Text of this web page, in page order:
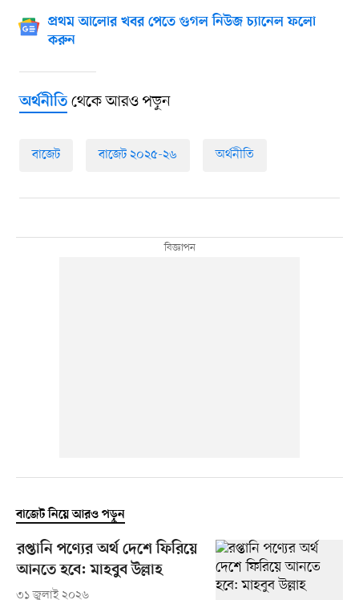
প্রথম আলোর খবর পেতে গুগল নিউজ চ্যানেল ফলো
করুন
অর্থনীতিথেকে আরও পড়ুন
বাজেট বাজেট ২০২৫-২৬ অর্থনীতি
বাজেট নিয়ে আরও পড়ুন
রপ্তানি পণ্যের অর্থ দেশে ফিরিয়ে
আনতে হবে: মাহবুব উল্লাহ
৩১ জুলাই ২০২৬